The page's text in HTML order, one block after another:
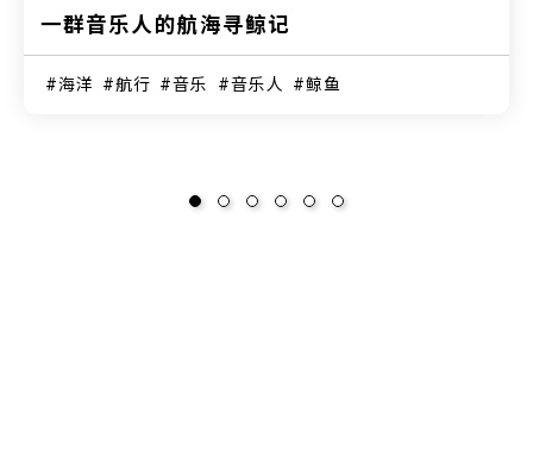
一群音乐人的航海寻鲸记
海洋 航行 音乐 音乐人 鲸鱼